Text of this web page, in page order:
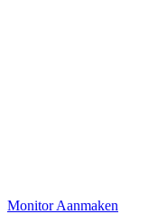
Monitor Aanmaken